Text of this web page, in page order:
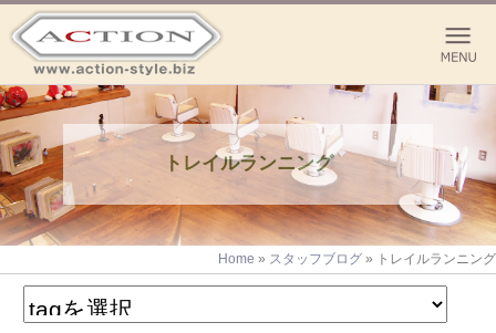
トレイルランニング
Home » スタッフブログ » トレイルランニング